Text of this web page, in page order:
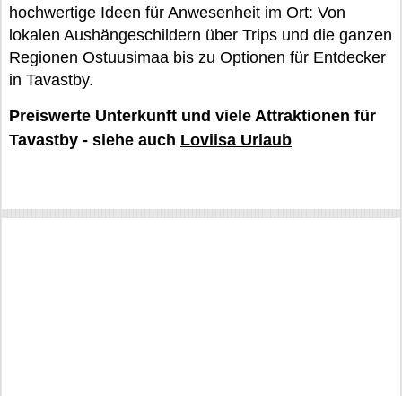
hochwertige Ideen für Anwesenheit im Ort: Von
lokalen Aushängeschildern über Trips und die ganzen
Regionen Ostuusimaa bis zu Optionen für Entdecker
in Tavastby.
Preiswerte Unterkunft und viele Attraktionen für
Tavastby - siehe auch Loviisa Urlaub